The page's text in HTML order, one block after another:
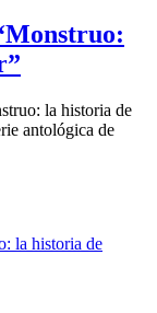
la historia de
antológica de